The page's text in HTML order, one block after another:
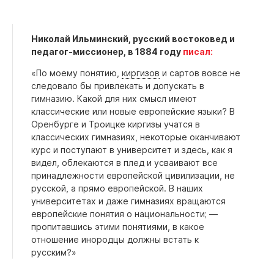
Николай Ильминский, русский востоковед и
педагог-миссионер, в 1884 году писал:
«По моему понятию, киргизов и сартов вовсе не
следовало бы привлекать и допускать в
гимназию. Какой для них смысл имеют
классические или новые европейские языки? В
Оренбурге и Троицке киргизы учатся в
классических гимназиях, некоторые оканчивают
курс и поступают в университет и здесь, как я
видел, облекаются в плед и усваивают все
принадлежности европейской цивилизации, не
русской, а прямо европейской. В наших
университетах и даже гимназиях вращаются
европейские понятия о национальности; —
пропитавшись этими понятиями, в какое
отношение инородцы должны встать к
русским?»